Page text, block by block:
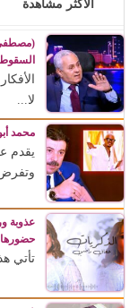
الأكثر مشاهدة
(مصطفى
لا...
محمد
يقدم
عذوبة
تأتي